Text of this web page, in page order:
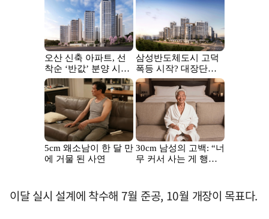
이달 실시 설계에 착수해 7월 준공, 10월 개장이 목표다.